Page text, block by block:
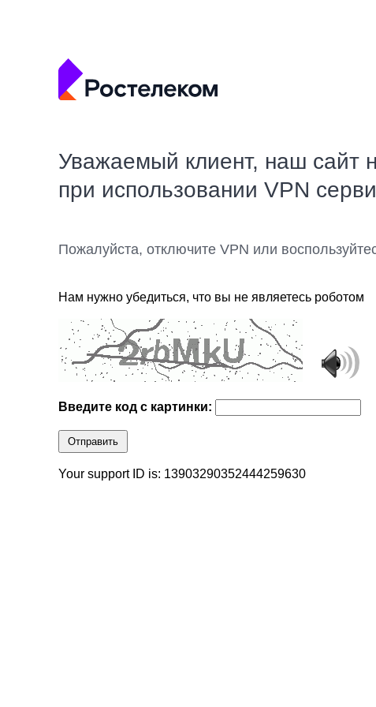
Уважаемый клиент, наш сайт
при использовании VPN
Пожалуйста, отключите VPN или
Нам нужно убедиться, что вы не являетесь роботом
Введите код с картинки:
Отправить
Your support ID is: 13903290352444259630